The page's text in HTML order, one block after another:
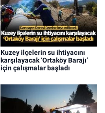
Kuzey ilçelerin su ihtiyacını
karşılayacak ‘Ortaköy Barajı’
için çalışmalar başladı